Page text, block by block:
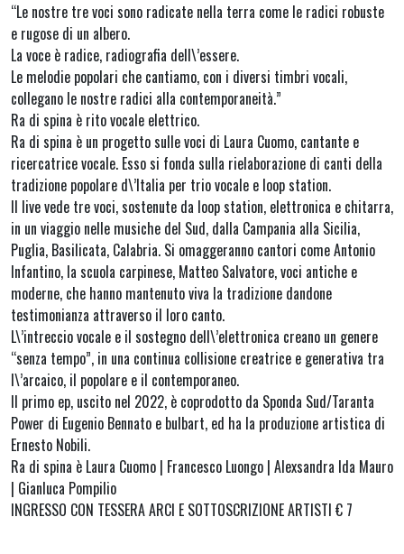
“Le nostre tre voci sono radicate nella terra come le radici robuste
e rugose di un albero.
La voce è radice, radiografia dell\’essere.
Le melodie popolari che cantiamo, con i diversi timbri vocali,
collegano le nostre radici alla contemporaneità.”
Ra di spina è rito vocale elettrico.
Ra di spina è un progetto sulle voci di Laura Cuomo, cantante e
ricercatrice vocale. Esso si fonda sulla rielaborazione di canti della
tradizione popolare d\’Italia per trio vocale e loop station.
Il live vede tre voci, sostenute da loop station, elettronica e chitarra,
in un viaggio nelle musiche del Sud, dalla Campania alla Sicilia,
Puglia, Basilicata, Calabria. Si omaggeranno cantori come Antonio
Infantino, la scuola carpinese, Matteo Salvatore, voci antiche e
moderne, che hanno mantenuto viva la tradizione dandone
testimonianza attraverso il loro canto.
L\’intreccio vocale e il sostegno dell\’elettronica creano un genere
“senza tempo”, in una continua collisione creatrice e generativa tra
l\’arcaico, il popolare e il contemporaneo.
Il primo ep, uscito nel 2022, è coprodotto da Sponda Sud/Taranta
Power di Eugenio Bennato e bulbart, ed ha la produzione artistica di
Ernesto Nobili.
Ra di spina è Laura Cuomo | Francesco Luongo | Alexsandra Ida Mauro
| Gianluca Pompilio
INGRESSO CON TESSERA ARCI E SOTTOSCRIZIONE ARTISTI € 7